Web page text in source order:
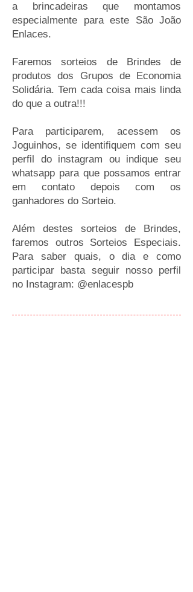
a brincadeiras que montamos
especialmente para este São João
Enlaces.
Faremos sorteios de Brindes de
produtos dos Grupos de Economia
Solidária. Tem cada coisa mais linda
do que a outra!!!
Para participarem, acessem os
Joguinhos, se identifiquem com seu
perfil do instagram ou indique seu
whatsapp para que possamos entrar
em contato depois com os
ganhadores do Sorteio.
Além destes sorteios de Brindes,
faremos outros Sorteios Especiais.
Para saber quais, o dia e como
participar basta seguir nosso perfil
no Instagram: @enlacespb